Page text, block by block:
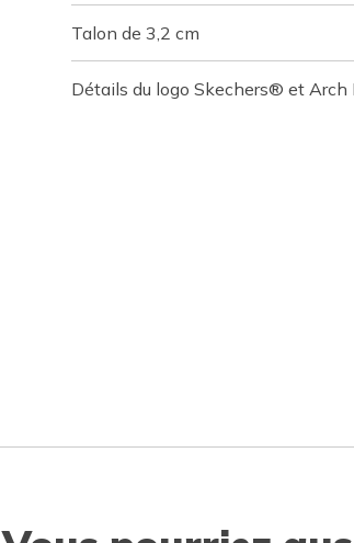
Talon de 3,2 cm
Détails du logo Skechers® et